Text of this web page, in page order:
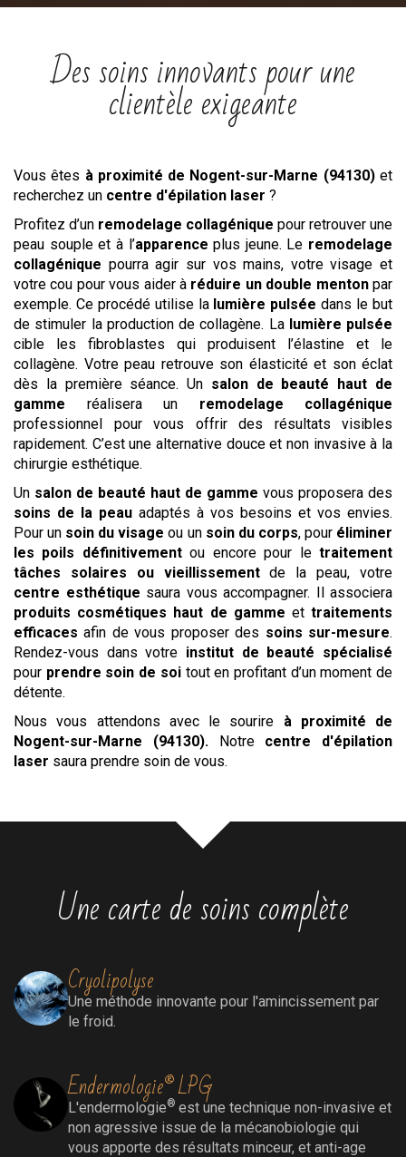
Des soins innovants pour une
clientèle exigeante
Vous êtes à proximité de Nogent-sur-Marne (94130)et
recherchez un centre d'épilation laser ?
Profitez d’un remodelage collagénique pour retrouver une
peau souple et à l’apparence plus jeune. Le remodelage
collagénique pourra agir sur vos mains, votre visage et
votre cou pour vous aider à réduire un double mentonpar
exemple. Ce procédé utilise la lumière pulsée dans le but
de stimuler la production de collagène. La lumière pulsée
cible les fibroblastes qui produisent l’élastine et le
collagène. Votre peau retrouve son élasticité et son éclat
dès la première séance. Un salon de beauté haut de
gamme réalisera un remodelage collagénique
professionnel pour vous offrir des résultats visibles
rapidement. C’est une alternative douce et non invasive à la
chirurgie esthétique.
Un salon de beauté haut de gamme vous proposera des
soins de la peau adaptés à vos besoins et vos envies.
Pour un soin du visage ou un soin du corps, pour éliminer
les poils définitivementou encore pour letraitement
tâches solaires ou vieillissementde la peau, votre
centre esthétique saura vous accompagner. Il associera
produits cosmétiques haut de gamme ettraitements
efficaces afin de vous proposer des soins sur-mesure.
Rendez-vous dans votre institut de beauté spécialisé
pour prendre soin de soitout en profitant d’un moment de
détente.
Nous vous attendons avec le sourire à proximité de
Nogent-sur-Marne (94130).Notre centre
d'épilation
laser saura prendre soin de vous.
Une carte de soins complète
Cryolipolyse
Une méthode innovante pour l'amincissement par
le froid.
Endermologie® LPG
L'endermologie® est une technique non-invasive et
non agressive issue de la mécanobiologie qui
vous apporte des résultats minceur, et anti-age